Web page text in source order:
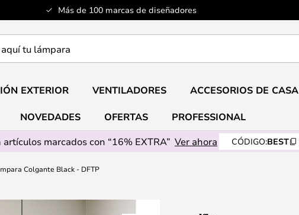
Más de 100 marcas de diseñadores
EXTERIOR VENTILADORES ACCESORIOS DE CASA
NOVEDADES OFERTAS
PROFESSIONAL
artículos marcados con “16% EXTRA” Ver ahora CÓDIGO:BEST
Colgante Black - DFTP